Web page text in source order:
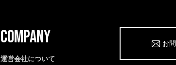
運営会社について
お